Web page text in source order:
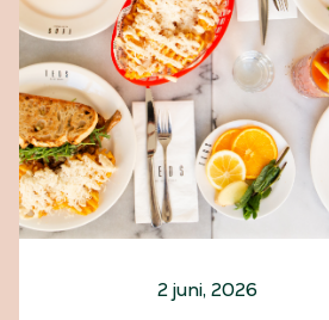
2 juni, 2026